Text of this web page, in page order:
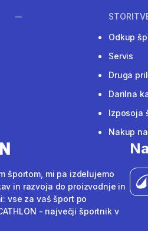
Odkup
Servis
Druga
Darilna
Izposoja
Nakup
športom, mi pa izdelujemo
in razvoja do proizvodnje in
vse za vaš šport po
- največji športnik v